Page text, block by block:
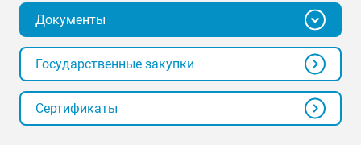
Документы
Государственные закупки
Сертификаты